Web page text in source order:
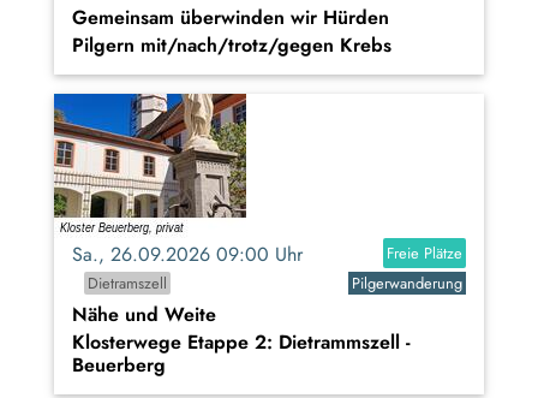
Gemeinsam überwinden wir Hürden
Pilgern mit/nach/trotz/gegen Krebs
Sa., 26.09.2026 09:00 Uhr
Freie Plätze
Dietramszell
Pilgerwanderung
Nähe und Weite
Klosterwege Etappe 2: Dietrammszell -
Beuerberg